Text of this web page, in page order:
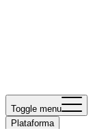
Toggle menu
Plataforma